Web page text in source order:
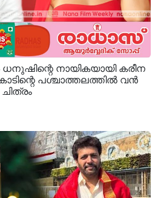
നായികയായി കരീന
പശ്ചാത്തലത്തിൽ വൻ